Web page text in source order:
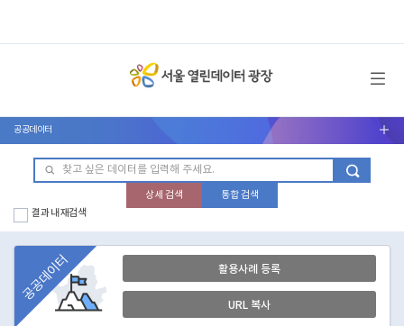
메뉴 열기
공공데이터 서브메뉴 열기
상세 검색
통합 검색
결과 내 재검색
공공데이터 활용사례 등록
URL 복사